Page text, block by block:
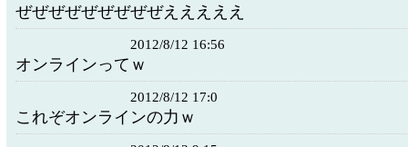
ぜぜぜぜぜぜぜぜぜえええええ
2012/8/12 16:56
オンラインってｗ
2012/8/12 17:0
これぞオンラインの力ｗ